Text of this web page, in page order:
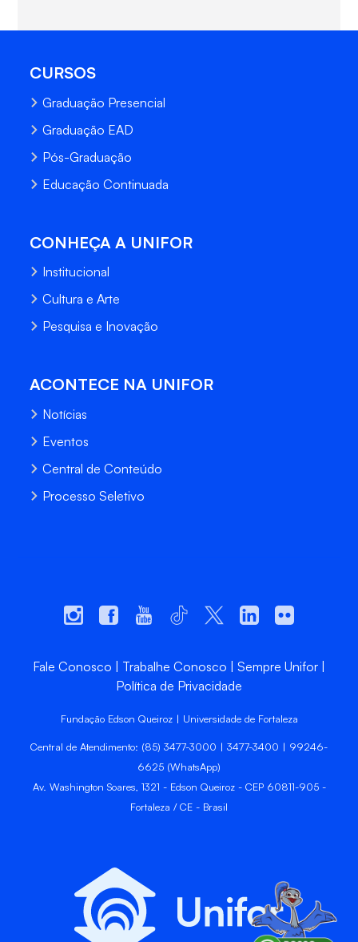
CURSOS
Graduação Presencial
Graduação EAD
Pós-Graduação
Educação Continuada
CONHEÇA A UNIFOR
Institucional
Cultura e Arte
Pesquisa e Inovação
ACONTECE NA UNIFOR
Notícias
Eventos
Central de Conteúdo
Processo Seletivo
Fale Conosco Trabalhe Conosco
Sempre Unifor
Política de Privacidade
Fundação Edson Queiroz | Universidade de Fortaleza
Central de Atendimento: (85) 3477-3000 | 3477-3400 | 99246-
6625 (WhatsApp)
Av. Washington Soares, 1321 - Edson Queiroz - CEP 60811-905 -
Fortaleza / CE - Brasil